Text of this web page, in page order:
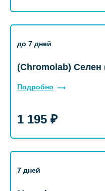
до 7 дней
(Chromolab)
Подробно
1 195 ₽
7 дней